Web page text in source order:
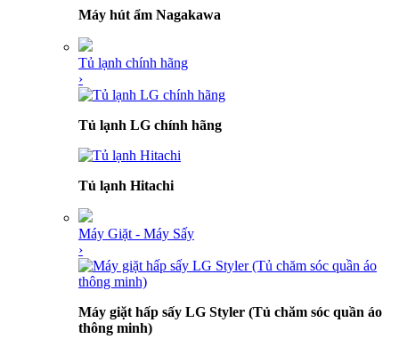
Máy hút ẩm Nagakawa
Tủ lạnh chính hãng
›
Tủ lạnh LG chính hãng
Tủ lạnh Hitachi
Máy Giặt - Máy Sấy
›
Máy giặt hấp sấy LG Styler (Tủ chăm sóc quần áo
thông minh)